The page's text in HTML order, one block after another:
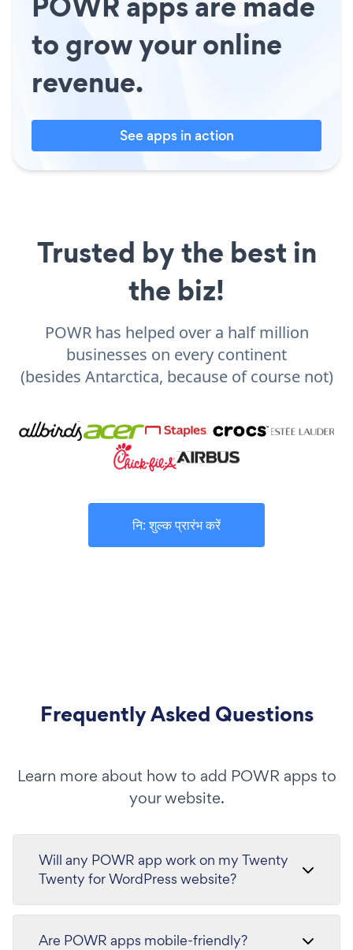
to grow your online
revenue.
See apps in action
Trusted by the best in
the biz!
POWR has helped over a half million
businesses on every continent
(besides Antarctica, because of course not)
नि: शुल्क प्रारंभ करें
Frequently Asked Questions
Learn more about how to add POWR apps to
your website.
Will any POWR app work on my Twenty
Twenty for WordPress website?
Are POWR apps mobile-friendly?